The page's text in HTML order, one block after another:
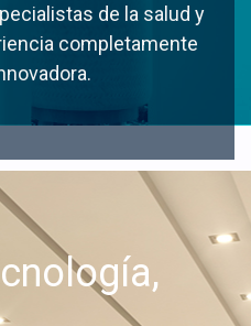
de la salud y
completamente